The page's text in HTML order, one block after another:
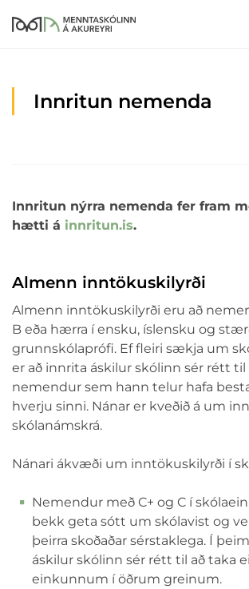
Innritun nemenda
Innritun nýrra nemenda fer fram
hætti á innritun.is.
Almenn inntökuskilyrði
Almenn inntökuskilyrði eru að
B eða hærra í ensku, íslensku og
grunnskólaprófi. Ef fleiri sækja um
er að innrita áskilur skólinn sér rétt til
nemendur sem hann telur hafa
hverju sinni. Nánar er kveðið á um
skólanámskrá.
Nánari ákvæði um inntökuskilyrði í
Nemendur með C+ og C í
bekk geta sótt um skólavist og
þeirra skoðaðar sérstaklega. Í
áskilur skólinn sér rétt til að taka
einkunnum í öðrum greinum.